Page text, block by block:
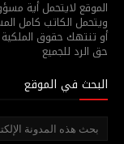
الموقع لايتحمل أية
ويتحمل الكاتب كامل
أو تنتهك حقوق
حق الرد للجميع
البحث في الموقع